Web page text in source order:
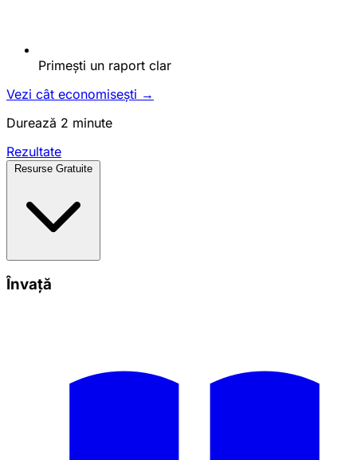
Primești un raport clar
Vezi cât economisești →
Durează 2 minute
Rezultate
Resurse Gratuite
Învață